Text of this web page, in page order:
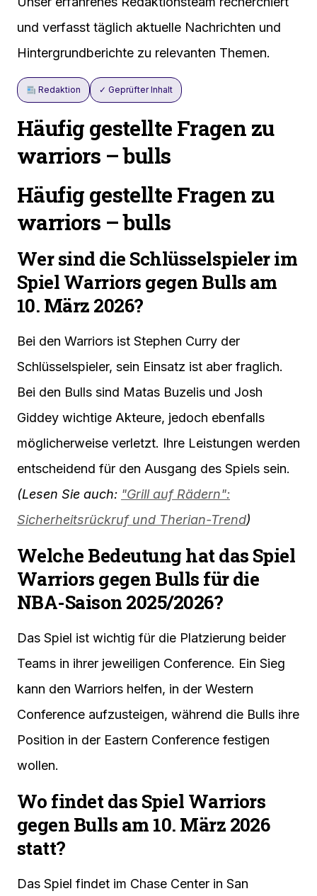
und verfasst täglich aktuelle Nachrichten und
Hintergrundberichte zu relevanten Themen.
Redaktion ✓ Geprüfter Inhalt
Häufig gestellte Fragen zu
warriors – bulls
Häufig gestellte Fragen zu
warriors – bulls
Wer sind die Schlüsselspieler im
Spiel Warriors gegen Bulls am
10. März 2026?
Bei den Warriors ist Stephen Curry der
Schlüsselspieler, sein Einsatz ist aber fraglich.
Bei den Bulls sind Matas Buzelis und Josh
Giddey wichtige Akteure, jedoch ebenfalls
möglicherweise verletzt. Ihre Leistungen werden
entscheidend für den Ausgang des Spiels sein.
(Lesen Sie auch: "Grill auf Rädern":
Sicherheitsrückruf und Therian-Trend)
Welche Bedeutung hat das Spiel
Warriors gegen Bulls für die
NBA-Saison 2025/2026?
Das Spiel ist wichtig für die Platzierung beider
Teams in ihrer jeweiligen Conference. Ein Sieg
kann den Warriors helfen, in der Western
Conference aufzusteigen, während die Bulls ihre
Position in der Eastern Conference festigen
wollen.
Wo findet das Spiel Warriors
gegen Bulls am 10. März 2026
statt?
Das Spiel findet im Chase Center in San